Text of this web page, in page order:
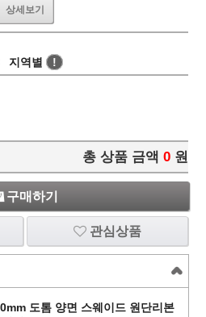
상세보기
지역별 !
총 상품 금액 0 원
구매하기
관심상품
도톰 양면 스웨이드 원단리본